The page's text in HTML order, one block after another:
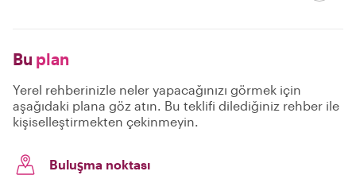
Bu plan
Yerel rehberinizle neler yapacağınızı görmek için
aşağıdaki plana göz atın. Bu teklifi dilediğiniz rehber ile
kişiselleştirmekten çekinmeyin.
Buluşma noktası